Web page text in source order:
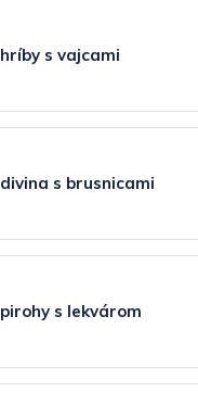
hríby s vajcami
divina s brusnicami
pirohy s lekvárom